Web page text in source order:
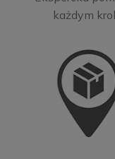
każdym